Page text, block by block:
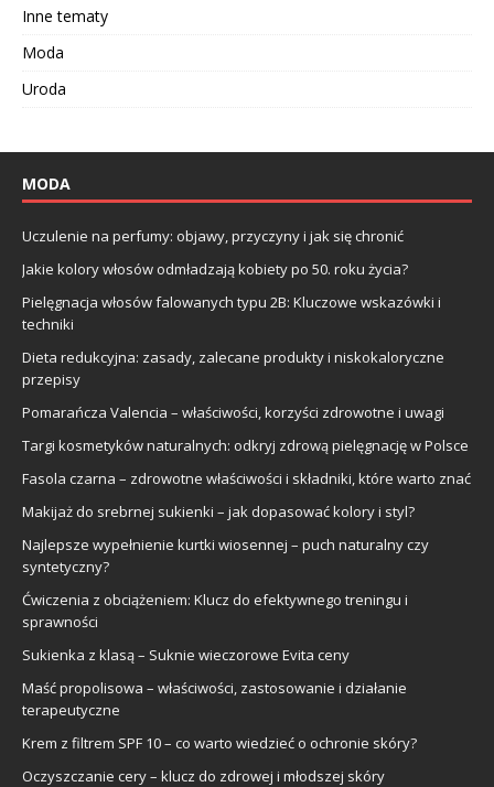
Inne tematy
Moda
Uroda
MODA
Uczulenie na perfumy: objawy, przyczyny i jak się chronić
Jakie kolory włosów odmładzają kobiety po 50. roku życia?
Pielęgnacja włosów falowanych typu 2B: Kluczowe wskazówki i
techniki
Dieta redukcyjna: zasady, zalecane produkty i niskokaloryczne
przepisy
Pomarańcza Valencia – właściwości, korzyści zdrowotne i uwagi
Targi kosmetyków naturalnych: odkryj zdrową pielęgnację w Polsce
Fasola czarna – zdrowotne właściwości i składniki, które warto znać
Makijaż do srebrnej sukienki – jak dopasować kolory i styl?
Najlepsze wypełnienie kurtki wiosennej – puch naturalny czy
syntetyczny?
Ćwiczenia z obciążeniem: Klucz do efektywnego treningu i
sprawności
Sukienka z klasą – Suknie wieczorowe Evita ceny
Maść propolisowa – właściwości, zastosowanie i działanie
terapeutyczne
Krem z filtrem SPF 10 – co warto wiedzieć o ochronie skóry?
Oczyszczanie cery – klucz do zdrowej i młodszej skóry